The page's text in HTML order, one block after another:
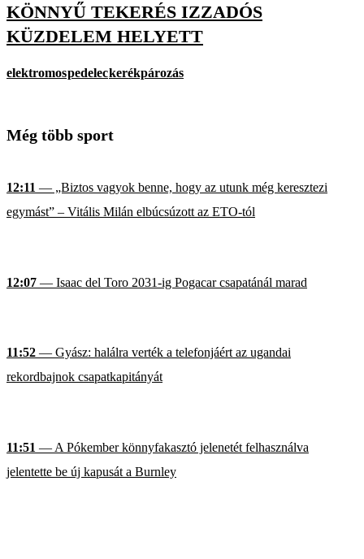
KÖNNYŰ TEKERÉS IZZADÓS
KÜZDELEM HELYETT
elektromospedeleckerékpározás
Még több sport
12:11 — „Biztos vagyok benne, hogy az utunk még keresztezi
egymást” – Vitális Milán elbúcsúzott az ETO-tól
12:07 — Isaac del Toro 2031-ig Pogacar csapatánál marad
11:52 — Gyász: halálra verték a telefonjáért az ugandai
rekordbajnok csapatkapitányát
11:51 — A Pókember könnyfakasztó jelenetét felhasználva
jelentette be új kapusát a Burnley